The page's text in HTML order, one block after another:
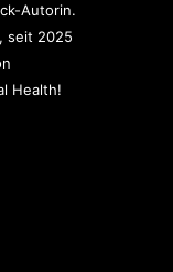
Autorin.
seit 2025
Health!